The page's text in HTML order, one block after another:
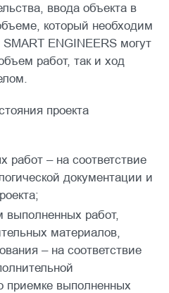
ввода объекта в
который необходим
ENGINEERS могут
работ, так и ход
проекта
работ – на соответствие
документации и
выполненных работ,
материалов,
– на соответствие
приемке выполненных